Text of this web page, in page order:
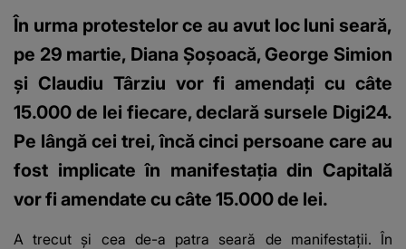
În urma protestelor ce au avut loc luni seară,
pe 29 martie, Diana Șoșoacă, George Simion
și Claudiu Târziu vor fi amendați cu câte
15.000 de lei fiecare, declară sursele Digi24.
Pe lângă cei trei, încă cinci persoane care au
fost implicate în manifestația din Capitală
vor fi amendate cu câte 15.000 de lei.
A trecut și cea de-a patra seară de manifestații. În